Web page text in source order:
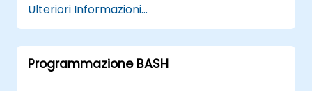
amministrazione del sistema.
Utilizzare Bash per automatizzare
operazioni e gestire i sistemi.
Ulteriori Informazioni...
Programmazione BASH